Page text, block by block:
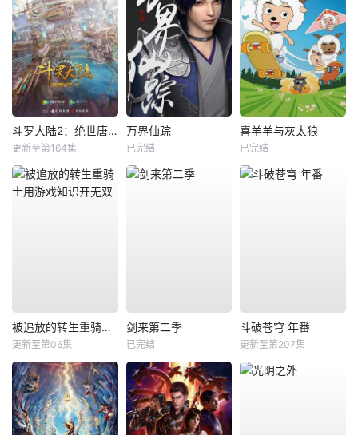
斗罗大陆2：绝世唐门
更新至第164集
万界仙踪
已完结
喜羊羊与灰太狼
已完结
被追放的转生重骑士用游戏知识开无双
更新至第06集
剑来第二季
已完结
斗破苍穹 年番
更新至第207集